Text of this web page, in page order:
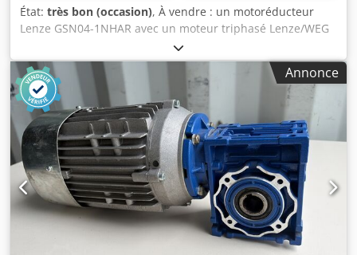
État: très bon (occasion), À vendre : un motoréducteur
Lenze GSN04-1NHAR avec un moteur triphasé Lenze/WEG
DERA071-32 d'une puissance de 0,37 kW. L'appareil est en
parfait état de fonctionnement, testé et prêt à l'emploi.
Son état technique est très bon. Il présente visuellement
des traces d'usure normales dues à son utilisation, comme
on peut le constater sur les photos. Grâce à sa conception
compacte et à sa transmission à vis sans fin, ce
motoréducteur est idéal pour entraîner des convoyeurs,
des doseurs, des machines de production, des
emballeuses, des agitateurs et de nombreux autres
équipements industriels. Caractéristiques techniques :
Fabricant du réducteur : Lenze Modèle du réducteur :
GSN04-1NHAR Fabricant du moteur : Lenze / WEG Type de
moteur : DERA071-32 Puissance : 0,37 kW Alimentation : 3
Annonce